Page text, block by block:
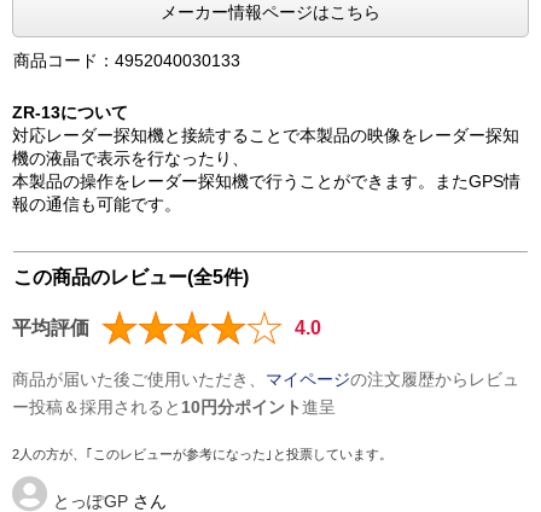
メーカー情報ページはこちら
商品コード：4952040030133
ZR-13について
対応レーダー探知機と接続することで本製品の映像をレーダー探知
機の液晶で表示を行なったり、
本製品の操作をレーダー探知機で行うことができます。またGPS情
報の通信も可能です。
この商品のレビュー(全5件)
平均評価 4.0
商品が届いた後ご使用いただき、 マイページの注文履歴からレビュ
ー投稿＆採用されると 10円分ポイント進呈
2人の方が、｢このレビューが参考になった｣と投票しています。
とっぽGP さん